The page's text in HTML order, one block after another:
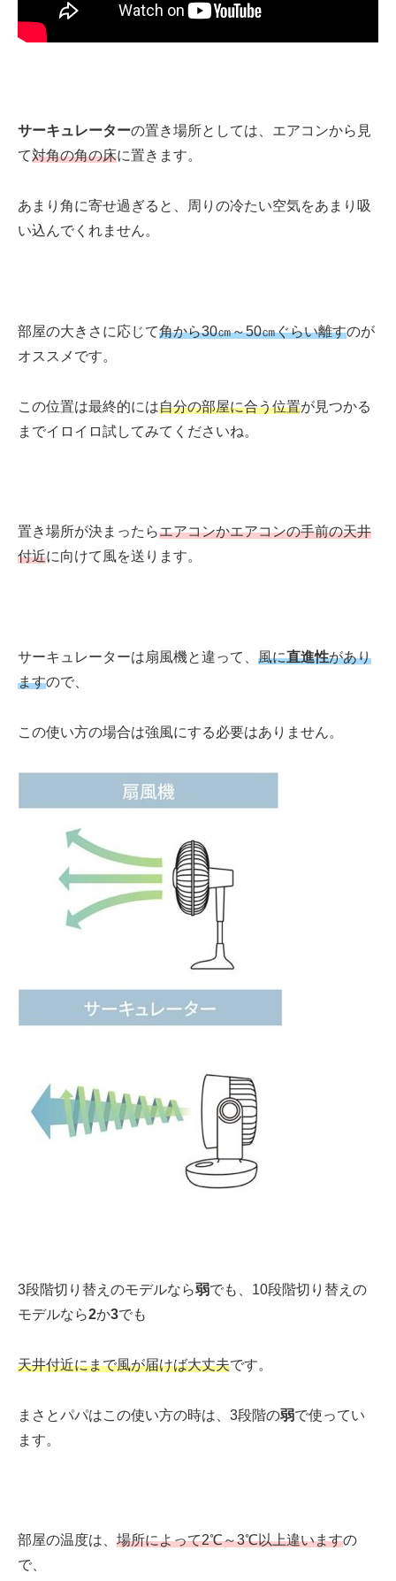
サーキュレーターの置き場所としては、エアコンから見
て対角の角の床に置きます。
あまり角に寄せ過ぎると、周りの冷たい空気をあまり吸
い込んでくれません。
部屋の大きさに応じて角から30㎝～50㎝ぐらい離すのが
オススメです。
この位置は最終的には自分の部屋に合う位置が見つかる
までイロイロ試してみてくださいね。
置き場所が決まったらエアコンかエアコンの手前の天井
付近に向けて風を送ります。
サーキュレーターは扇風機と違って 風に直進性があり
ますので、
この使い方の場合は強風にする必要はありません。
3段階切り替えのモデルなら弱でも、10段階切り替えの
モデルなら2か3でも
天井付近にまで風が届けば大丈夫です。
まさとパパはこの使い方の時は、3段階の弱で使ってい
ます。
部屋の温度は、 場所によって2℃～3℃以上違いますの
で、